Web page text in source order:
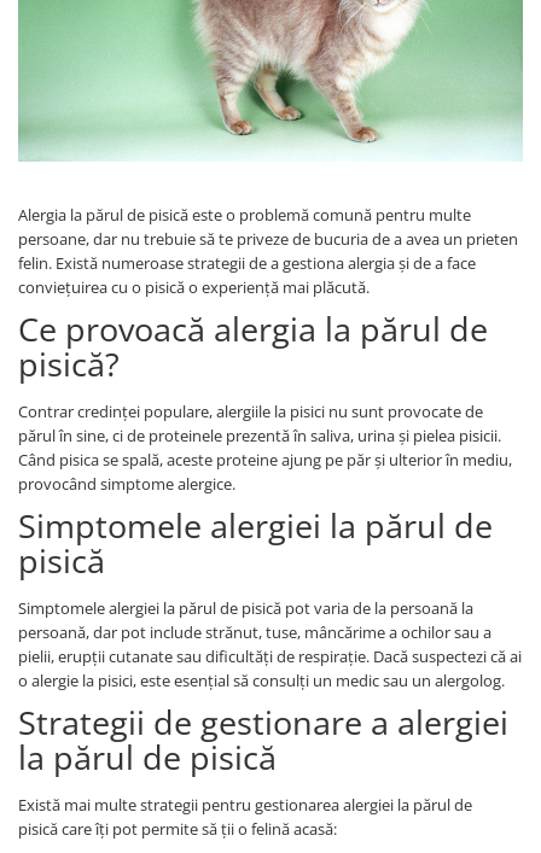
Alergia la părul de pisică este o problemă comună pentru multe
persoane, dar nu trebuie să te priveze de bucuria de a avea un prieten
felin. Există numeroase strategii de a gestiona alergia și de a face
conviețuirea cu o pisică o experiență mai plăcută.
Ce provoacă alergia la părul de
pisică?
Contrar credinței populare, alergiile la pisici nu sunt provocate de
părul în sine, ci de proteinele prezentă în saliva, urina și pielea pisicii.
Când pisica se spală, aceste proteine ajung pe păr și ulterior în mediu,
provocând simptome alergice.
Simptomele alergiei la părul de
pisică
Simptomele alergiei la părul de pisică pot varia de la persoană la
persoană, dar pot include strănut, tuse, mâncărime a ochilor sau a
pielii, erupții cutanate sau dificultăți de respirație. Dacă suspectezi că ai
o alergie la pisici, este esențial să consulți un medic sau un alergolog.
Strategii de gestionare a alergiei
la părul de pisică
Există mai multe strategii pentru gestionarea alergiei la părul de
pisică care îți pot permite să ții o felină acasă: